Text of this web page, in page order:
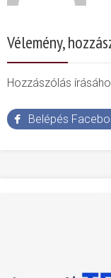
Vélemény,
Hozzászólás
Belépés